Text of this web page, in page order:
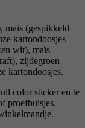
maïs (gespikkeld
kartondoosjes
wit), maïs
zijdegroen
kartondoosjes.
color sticker en te
proefbuisjes.